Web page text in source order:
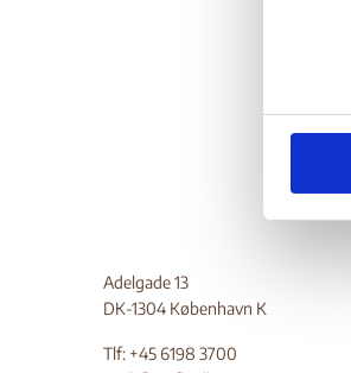
v
g
Adelgade 13
DK-1304 København K
Tlf: +45 6198 3700